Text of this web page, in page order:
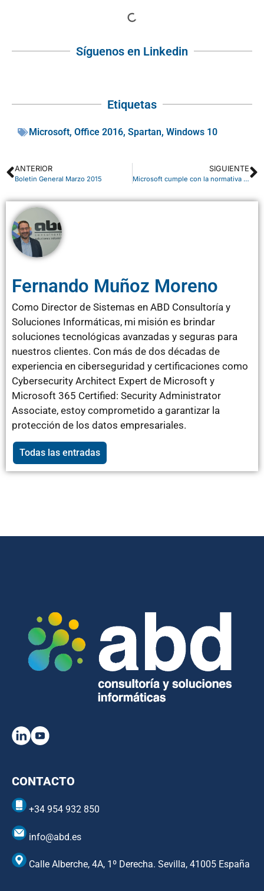
Síguenos en Linkedin
Etiquetas
Microsoft, Office 2016, Spartan, Windows 10
ANTERIOR
Boletin General Marzo 2015
SIGUIENTE
Microsoft cumple con la normativa internacional sobre privacidad en la nube
Fernando Muñoz Moreno
Como Director de Sistemas en ABD Consultoría y
Soluciones Informáticas, mi misión es brindar
soluciones tecnológicas avanzadas y seguras para
nuestros clientes. Con más de dos décadas de
experiencia en ciberseguridad y certificaciones como
Cybersecurity Architect Expert de Microsoft y
Microsoft 365 Certified: Security Administrator
Associate, estoy comprometido a garantizar la
protección de los datos empresariales.
Todas las entradas
CONTACTO
+34 954 932 850
info@abd.es
Calle Alberche, 4A, 1º Derecha. Sevilla, 41005 España